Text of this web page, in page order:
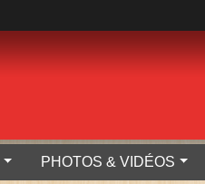
PHOTOS & VIDÉOS